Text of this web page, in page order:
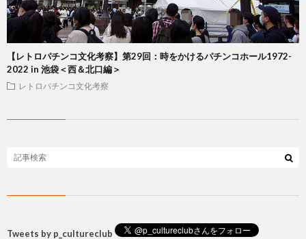
【レトロパチンコ文化考察】第29回：時をかけるパチンコホール1972-
2022 in 池袋＜西＆北口編＞
レトロパチンコ文化考察
Tweets by p_cultureclub